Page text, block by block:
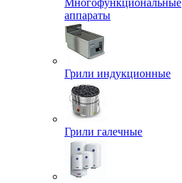
аппараты
Грили индукционные
Грили галечные